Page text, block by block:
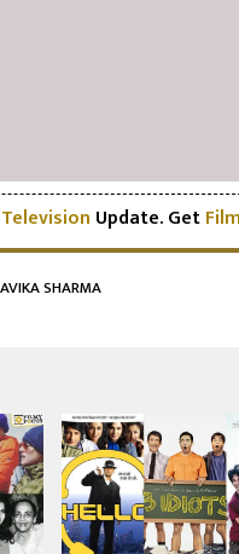
Television Update. Get
SHARMA